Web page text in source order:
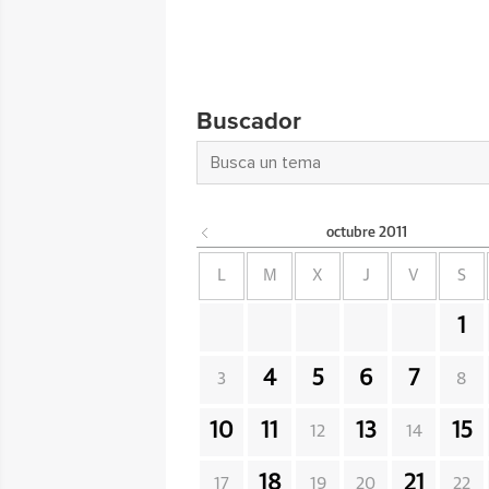
Buscador
octubre 2011
L M X J V S
1
3 4 5 6 7 8
10 11 12 13 14 15
17 18 19 20 21 22